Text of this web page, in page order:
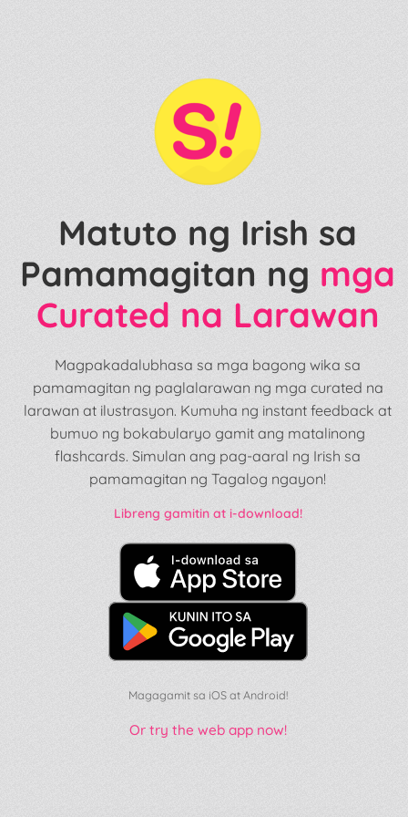
Matuto ng Irish sa
Pamamagitan ng mga
Curated na Larawan
Magpakadalubhasa sa mga bagong wika sa
pamamagitan ng paglalarawan ng mga curated na
larawan at ilustrasyon. Kumuha ng instant feedback at
bumuo ng bokabularyo gamit ang matalinong
flashcards. Simulan ang pag-aaral ng Irish sa
pamamagitan ng Tagalog ngayon!
Libreng gamitin at i-download!
Magagamit sa iOS at Android!
Or try the web app now!